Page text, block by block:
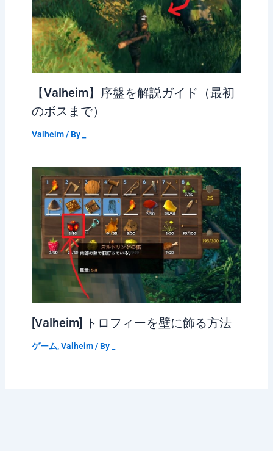
【Valheim】序盤を解説ガイド（最初
のボスまで）
Valheim/ By
[Valheim] トロフィーを壁に飾る方法
ゲーム,Valheim/ By